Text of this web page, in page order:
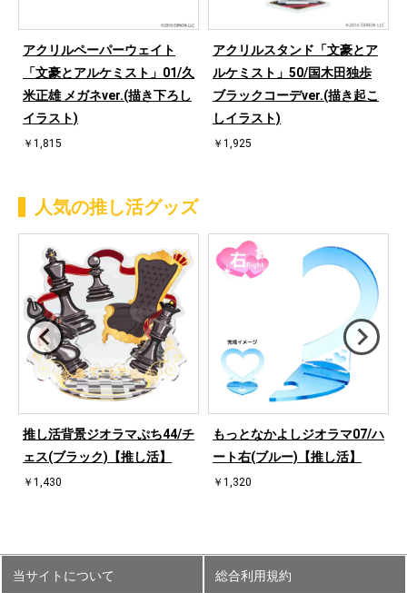
アクリルペーパーウェイト
「文豪とアルケミスト」01/久
米正雄 メガネver.(描き下ろし
イラスト)
￥1,815
アクリルスタンド「文豪とア
ルケミスト」50/国木田独歩
ブラックコーデver.(描き起こ
しイラスト)
￥1,925
人気の推し活グッズ
推し活背景ジオラマぷち44/チ
ェス(ブラック)【推し活】
￥1,430
もっとなかよしジオラマ07/ハ
ート右(ブルー)【推し活】
￥1,320
当サイトについて 総合利用規約